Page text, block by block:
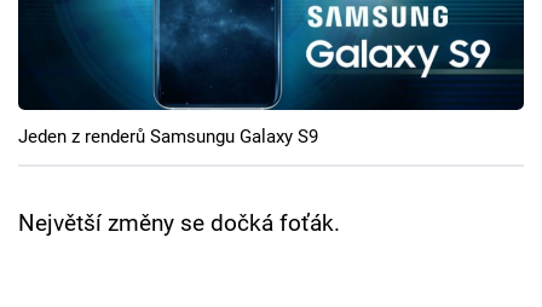
Cool Esport
Pořady
TV Program
Sledujte prima+
Jeden z renderů Samsungu Galaxy S9
Největší změny se dočká foťák.